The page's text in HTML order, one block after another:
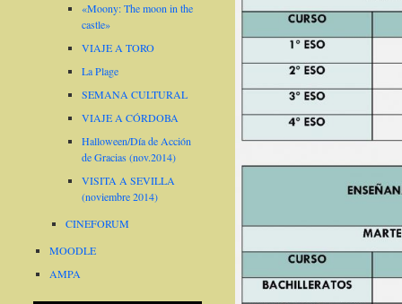
«Moony: The moon in the
castle»
VIAJE A TORO
La Plage
SEMANA CULTURAL
VIAJE A CÓRDOBA
Halloween/Día de Acción
de Gracias (nov.2014)
VISITA A SEVILLA
(noviembre 2014)
CINEFORUM
MOODLE
AMPA